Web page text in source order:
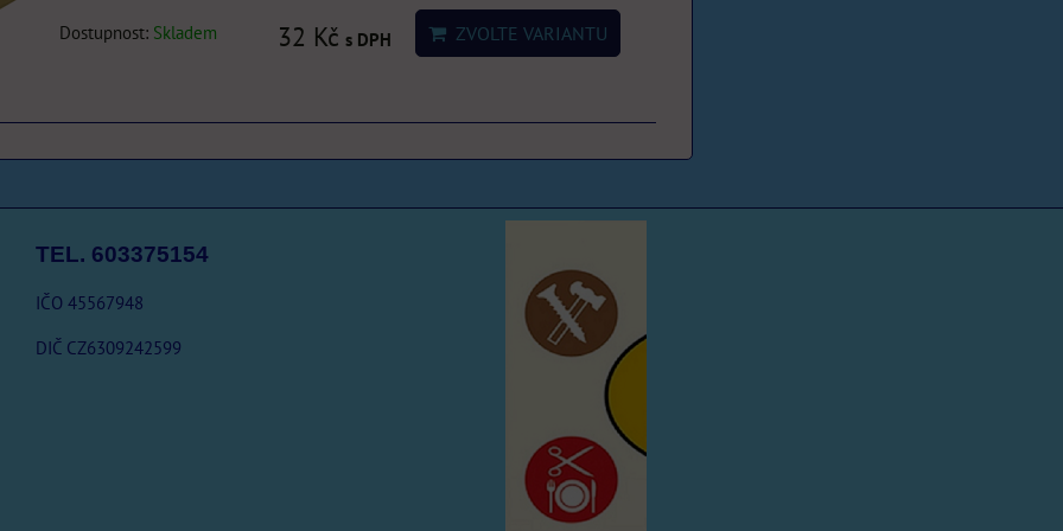
Dostupnost: Skladem 32 Kč s DPH ZVOLTE VARIANTU
TEL. 603375154
IČO 45567948
DIČ CZ6309242599